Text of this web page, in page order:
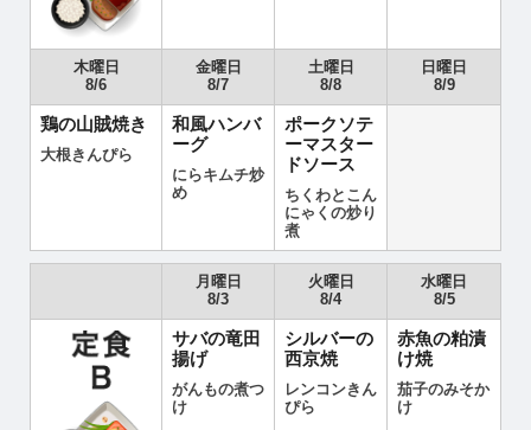
木曜日
8/6
金曜日
8/7
土曜日
8/8
日曜日
8/9
鶏の山賊焼き
大根きんぴら
和風ハンバ
ーグ
にらキムチ炒
め
ポークソテ
ーマスター
ドソース
ちくわとこん
にゃくの炒り
煮
月曜日
8/3
火曜日
8/4
水曜日
8/5
サバの竜田
揚げ
がんもの煮つ
け
シルバーの
西京焼
レンコンきん
ぴら
赤魚の粕漬
け焼
茄子のみそか
け